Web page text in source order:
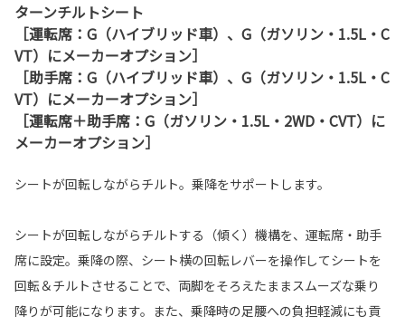
ターンチルトシート
［運転席：G（ハイブリッド車）、G（ガソリン・1.5L・C
VT）にメーカーオプション］
［助手席：G（ハイブリッド車）、G（ガソリン・1.5L・C
VT）にメーカーオプション］
［運転席＋助手席：G（ガソリン・1.5L・2WD・CVT）に
メーカーオプション］
シートが回転しながらチルト。乗降をサポートします。
シートが回転しながらチルトする（傾く）機構を、運転席・助手
席に設定。乗降の際、シート横の回転レバーを操作してシートを
回転＆チルトさせることで、両脚をそろえたままスムーズな乗り
降りが可能になります。また、乗降時の足腰への負担軽減にも貢